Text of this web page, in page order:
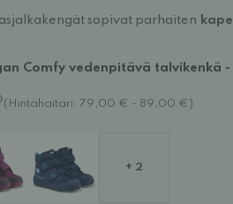
sopivat parhaiten
Comfy vedenpitävä talvikenkä -
(Hintahaitari: 79,00 € - 89,00 €)
+ 2